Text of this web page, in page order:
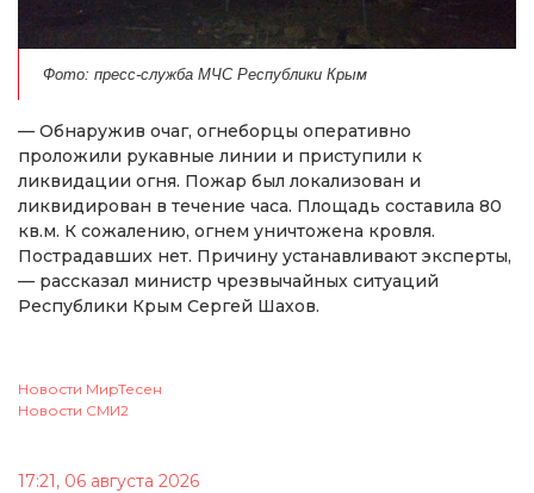
Фото: пресс-служба МЧС Республики Крым
— Обнаружив очаг, огнеборцы оперативно
проложили рукавные линии и приступили к
ликвидации огня. Пожар был локализован и
ликвидирован в течение часа. Площадь составила 80
кв.м. К сожалению, огнем уничтожена кровля.
Пострадавших нет. Причину устанавливают эксперты,
— рассказал министр чрезвычайных ситуаций
Республики Крым Сергей Шахов.
Новости МирТесен
Новости СМИ2
17:21, 06 августа 2026